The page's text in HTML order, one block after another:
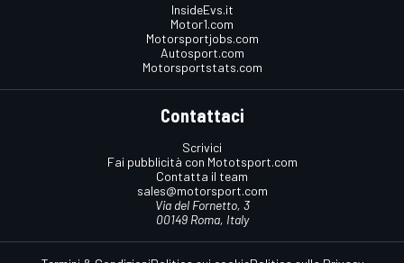
InsideEvs.it
Motor1.com
Motorsportjobs.com
Autosport.com
Motorsportstats.com
Contattaci
Scrivici
Fai pubblicità con Mototsport.com
Contatta il team
sales@motorsport.com
Via del Fornetto, 3
00149 Roma, Italy